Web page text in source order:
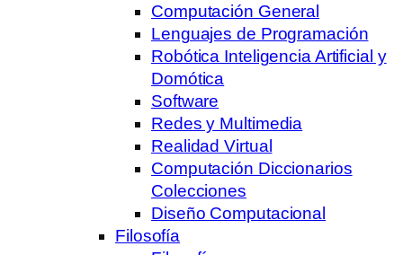
Computación General
Lenguajes de Programación
Robótica Inteligencia Artificial y
Domótica
Software
Redes y Multimedia
Realidad Virtual
Computación Diccionarios
Colecciones
Diseño Computacional
Filosofía